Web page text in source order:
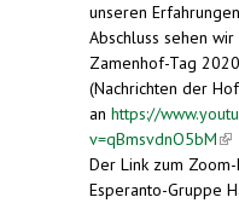
unseren
Abschluss sehen
Zamenhof-Tag
(Nachrichten der
an https://
v=qBmsvdnO5bM
Der Link zum
Esperanto-Gruppe